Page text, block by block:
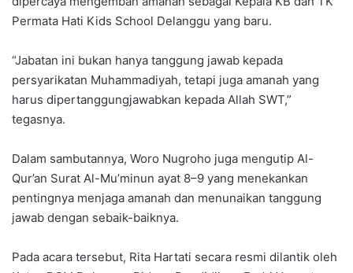
Permata Hati Kids School Delanggu yang baru.
“Jabatan ini bukan hanya tanggung jawab kepada
persyarikatan Muhammadiyah, tetapi juga amanah yang
harus dipertanggungjawabkan kepada Allah SWT,”
tegasnya.
Dalam sambutannya, Woro Nugroho juga mengutip Al-
Qur’an Surat Al-Mu’minun ayat 8–9 yang menekankan
pentingnya menjaga amanah dan menunaikan tanggung
jawab dengan sebaik-baiknya.
Pada acara tersebut, Rita Hartati secara resmi dilantik oleh